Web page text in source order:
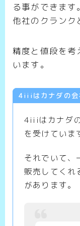
る事ができます。
他社のクランク
精度と値段を考
います。
4iiiはカナダの会
4iiiはカナダ
を受けていま
それでいて、
販売してく
があります。